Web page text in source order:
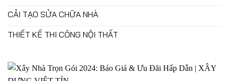
CẢI TẠO SỬA CHỮA NHÀ
THIẾT KẾ THI CÔNG NỘI THẤT